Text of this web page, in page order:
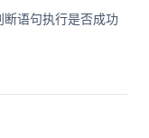
语句执行是否成功